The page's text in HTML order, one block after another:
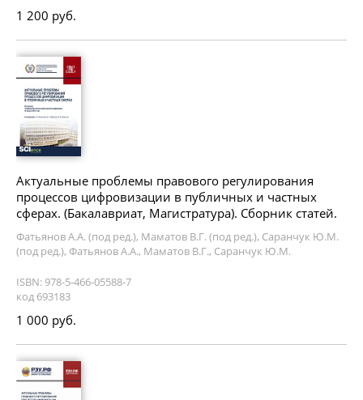
1 200 руб.
Актуальные проблемы правового регулирования
процессов цифровизации в публичных и частных
сферах. (Бакалавриат, Магистратура). Сборник статей.
Фатьянов А.А. (под ред.), Маматов В.Г. (под ред.), Саранчук Ю.М.
(под ред.), Фатьянов А.А., Маматов В.Г., Саранчук Ю.М.
ISBN: 978-5-466-05588-7
код 693183
1 000 руб.